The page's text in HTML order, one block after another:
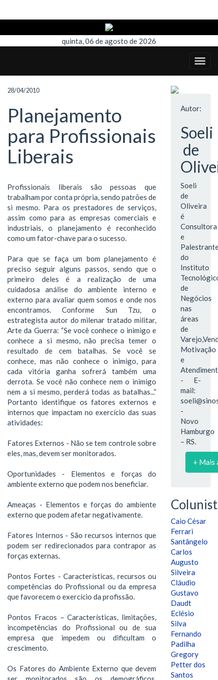
quinta, 06 de agosto de 2026
28/04/2010
Planejamento
para Profissionais
Liberais
Profissionais liberais são pessoas que
trabalham por conta própria, sendo patrões de
si mesmo. Para os prestadores de serviços,
assim como para as empresas comerciais e
industriais, o planejamento é reconhecido
como um fator-chave para o sucesso.
Para que se faça um bom planejamento é
preciso seguir alguns passos, sendo que o
primeiro deles é a realização de uma
cuidadosa análise do ambiente interno e
externo para avaliar quem somos e onde nos
encontramos. Conforme Sun Tzu, o
estrategista autor do milenar tratado militar,
Arte da Guerra: “Se você conhece o inimigo e
conhece a si mesmo, não precisa temer o
resultado de cem batalhas. Se você se
conhece, mas não conhece o inimigo, para
cada vitória ganha sofrerá também uma
derrota. Se você não conhece nem o inimigo
nem a si mesmo, perderá todas as batalhas...”
Portanto identifique os fatores externos e
internos que impactam no exercício das suas
atividades:
Fatores Externos - Não se tem controle sobre
eles, mas, devem ser monitorados.
Oportunidades - Elementos e forças do
ambiente externo que podem nos beneficiar.
Ameaças - Elementos e forças do ambiente
externo que podem afetar negativamente.
Fatores Internos - São recursos internos que
podem ser redirecionados para contrapor as
forças externas.
Pontos Fortes - Características, recursos ou
competências do Profissional ou da empresa
que favorecem o exercício da profissão.
Pontos Fracos – Características, limitações,
incompetências do Profissional ou de sua
empresa que impedem ou dificultam o
crescimento.
Os Fatores do Ambiente Externo que devem
Autor:
Soeli
de
Soeli
de
Oliveira
é
Consultora
e
do
Instituto
de
Negócios
nas
áreas
de
Motivação
e
- E-
mail:
-
Novo
Hamburgo
– RS.
+ Mais
Caio César
Ferrari
Santângelo
Carlos
Augusto
Silveira
Cláudio
Gustavo
Daudt
Eclésio
Silva
Fernando
Padilha
Gregory
Petter dos
Santos